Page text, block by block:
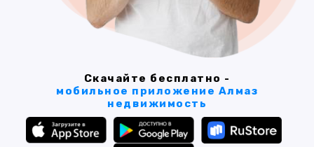
Скачайте бесплатно -
мобильное приложение Алмаз
недвижимость